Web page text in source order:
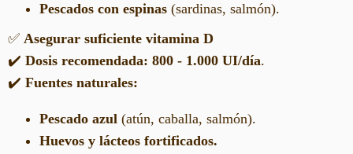
Pescados con espinas (sardinas, salmón).
✅ Asegurar suficiente vitamina D
✔️ Dosis recomendada: 800 - 1.000 UI/día.
✔️ Fuentes naturales:
Pescado azul (atún, caballa, salmón).
Huevos y lácteos fortificados.